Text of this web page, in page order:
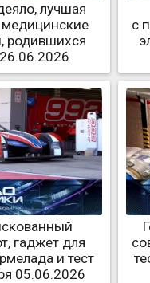
лучшая
медицинские
родившихся
с
гаджет для
и тест
05.06.2026